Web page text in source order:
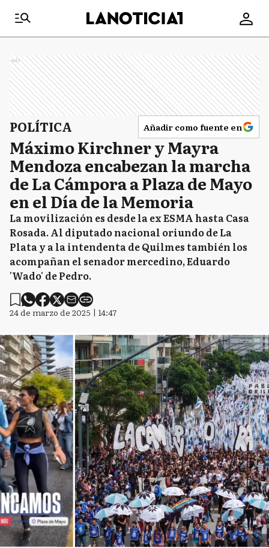
Ads
POLÍTICA Añadir como fuente en
Máximo Kirchner y Mayra
Mendoza encabezan la marcha
de La Cámpora a Plaza de Mayo
en el Día de la Memoria
La movilización es desde la ex ESMA hasta Casa
Rosada. Al diputado nacional oriundo de La
Plata y a la intendenta de Quilmes también los
acompañan el senador mercedino, Eduardo
'Wado' de Pedro.
24 de marzo de 2025 | 14:47